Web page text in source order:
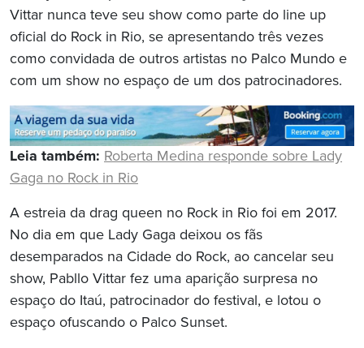
Vittar nunca teve seu show como parte do line up
oficial do Rock in Rio, se apresentando três vezes
como convidada de outros artistas no Palco Mundo e
com um show no espaço de um dos patrocinadores.
Leia também: Roberta Medina responde sobre Lady
Gaga no Rock in Rio
A estreia da drag queen no Rock in Rio foi em 2017.
No dia em que Lady Gaga deixou os fãs
desemparados na Cidade do Rock, ao cancelar seu
show, Pabllo Vittar fez uma aparição surpresa no
espaço do Itaú, patrocinador do festival, e lotou o
espaço ofuscando o Palco Sunset.